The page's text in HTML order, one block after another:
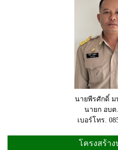
นายพีรศักดิ์
นายก อบต
เบอร์โทร.
โครงสร้า